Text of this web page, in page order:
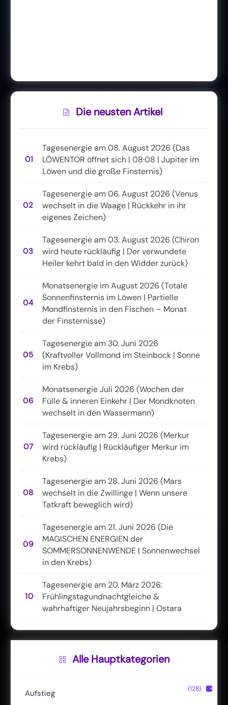
Die neusten Artikel
01
Tagesenergie am 08. August 2026 (Das
LÖWENTOR öffnet sich | 08·08 | Jupiter im
Löwen und die große Finsternis)
02
Tagesenergie am 06. August 2026 (Venus
wechselt in die Waage | Rückkehr in ihr
eigenes Zeichen)
03
Tagesenergie am 03. August 2026 (Chiron
wird heute rückläufig | Der verwundete
Heiler kehrt bald in den Widder zurück)
04
Monatsenergie im August 2026 (Totale
Sonnenfinsternis im Löwen | Partielle
Mondfinsternis in den Fischen – Monat
der Finsternisse)
05
Tagesenergie am 30. Juni 2026
(Kraftvoller Vollmond im Steinbock | Sonne
im Krebs)
06
Monatsenergie Juli 2026 (Wochen der
Fülle & inneren Einkehr | Der Mondknoten
wechselt in den Wassermann)
07
Tagesenergie am 29. Juni 2026 (Merkur
wird rückläufig | Rückläufiger Merkur im
Krebs)
08
Tagesenergie am 28. Juni 2026 (Mars
wechselt in die Zwillinge | Wenn unsere
Tatkraft beweglich wird)
09
Tagesenergie am 21. Juni 2026 (Die
MAGISCHEN ENERGIEN der
SOMMERSONNENWENDE | Sonnenwechsel
in den Krebs)
10
Tagesenergie am 20. März 2026:
Frühlingstagundnachtgleiche &
wahrhaftiger Neujahrsbeginn | Ostara
Alle Hauptkategorien
Aufstieg (128) ▶